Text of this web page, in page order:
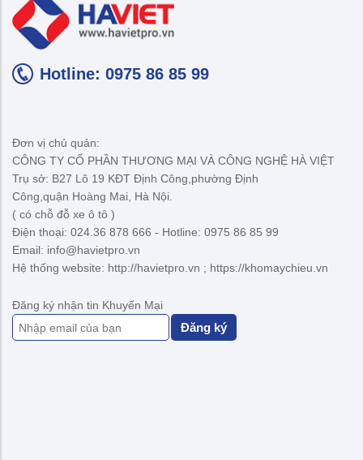
Hotline: 0975 86 85 99
Đơn vị chủ quản:
CÔNG TY CỔ PHẦN THƯƠNG MẠI VÀ CÔNG NGHỆ HÀ VIỆT
Trụ sở: B27 Lô 19 KĐT Định Công,phường Định
Công,quận Hoàng Mai, Hà Nội.
( có chỗ đỗ xe ô tô )
Điện thoại: 024.36 878 666 - Hotline: 0975 86 85 99
Email: info@havietpro.vn
Hệ thống website: http://havietpro.vn ; https://khomaychieu.vn
Đăng ký nhận tin Khuyến Mại
Đăng ký